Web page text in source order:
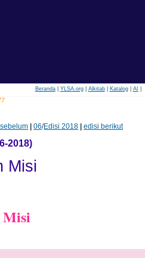
Beranda| YLSA.org| Alkitab| Katalog| AI
|06/Edisi 2018 |edisi berikut
2018)
Misi
Misi